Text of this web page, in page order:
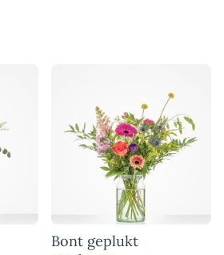
Bont geplukt